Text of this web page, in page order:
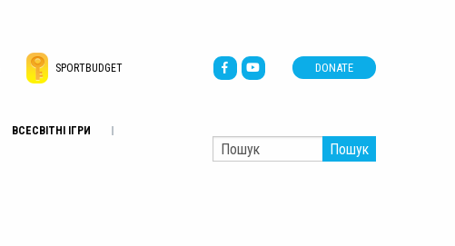
SPORTBUDGET DONATE
ВСЕСВІТНІ ІГРИ
Пошук